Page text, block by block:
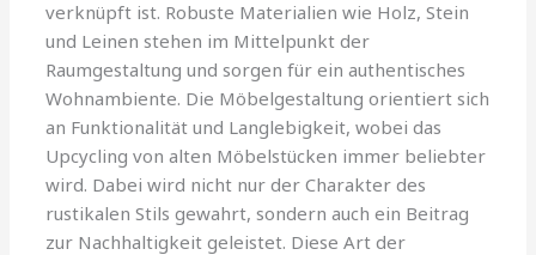
verknüpft ist. Robuste Materialien wie Holz, Stein
und Leinen stehen im Mittelpunkt der
Raumgestaltung und sorgen für ein authentisches
Wohnambiente. Die Möbelgestaltung orientiert sich
an Funktionalität und Langlebigkeit, wobei das
Upcycling von alten Möbelstücken immer beliebter
wird. Dabei wird nicht nur der Charakter des
rustikalen Stils gewahrt, sondern auch ein Beitrag
zur Nachhaltigkeit geleistet. Diese Art der